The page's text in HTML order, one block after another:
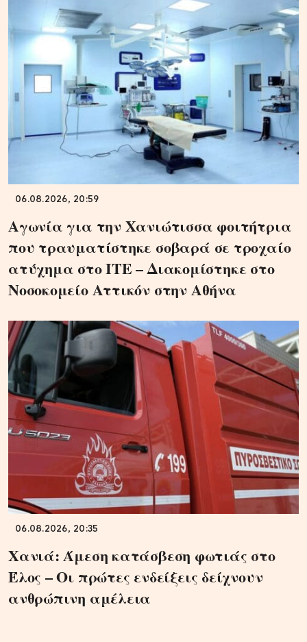
06.08.2026, 20:59
Αγωνία για την Χανιώτισσα φοιτήτρια
που τραυματίστηκε σοβαρά σε τροχαίο
ατύχημα στο ΙΤΕ – Διακομίστηκε στο
Νοσοκομείο Αττικόν στην Αθήνα
06.08.2026, 20:35
Χανιά: Άμεση κατάσβεση φωτιάς στο
Έλος – Οι πρώτες ενδείξεις δείχνουν
ανθρώπινη αμέλεια